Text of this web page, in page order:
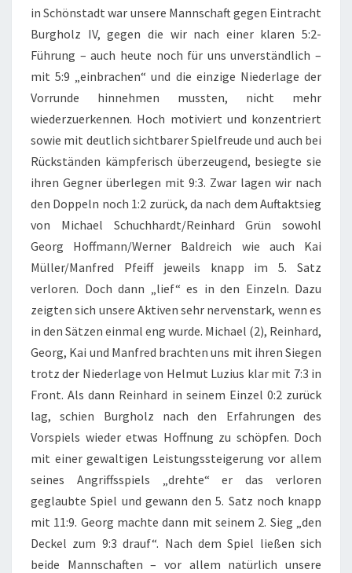
in Schönstadt war unsere Mannschaft gegen Eintracht
Burgholz IV, gegen die wir nach einer klaren 5:2-
Führung – auch heute noch für uns unverständlich –
mit 5:9 „einbrachen“ und die einzige Niederlage der
Vorrunde hinnehmen mussten, nicht mehr
wiederzuerkennen. Hoch motiviert und konzentriert
sowie mit deutlich sichtbarer Spielfreude und auch bei
Rückständen kämpferisch überzeugend, besiegte sie
ihren Gegner überlegen mit 9:3. Zwar lagen wir nach
den Doppeln noch 1:2 zurück, da nach dem Auftaktsieg
von Michael Schuchhardt/Reinhard Grün sowohl
Georg Hoffmann/Werner Baldreich wie auch Kai
Müller/Manfred Pfeiff jeweils knapp im 5. Satz
verloren. Doch dann „lief“ es in den Einzeln. Dazu
zeigten sich unsere Aktiven sehr nervenstark, wenn es
in den Sätzen einmal eng wurde. Michael (2), Reinhard,
Georg, Kai und Manfred brachten uns mit ihren Siegen
trotz der Niederlage von Helmut Luzius klar mit 7:3 in
Front. Als dann Reinhard in seinem Einzel 0:2 zurück
lag, schien Burgholz nach den Erfahrungen des
Vorspiels wieder etwas Hoffnung zu schöpfen. Doch
mit einer gewaltigen Leistungssteigerung vor allem
seines Angriffsspiels „drehte“ er das verloren
geglaubte Spiel und gewann den 5. Satz noch knapp
mit 11:9. Georg machte dann mit seinem 2. Sieg „den
Deckel zum 9:3 drauf“. Nach dem Spiel ließen sich
beide Mannschaften – vor allem natürlich unsere